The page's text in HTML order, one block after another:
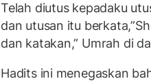
Telah diutus kepadaku
dan utusan itu
dan katakan,” Umrah di
Hadits ini menegaskan